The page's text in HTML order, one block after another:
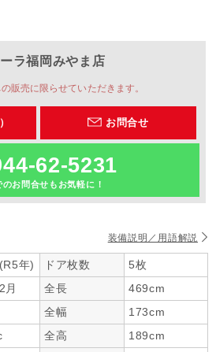
ラ福岡みやま店
販売に限らせていただきます。
お問合せ
62-5231
のお問合せもお気軽に！
装備説明／用語解説
年) ドア枚数
5枚
月 全長
469cm
全幅
173cm
全高
189cm